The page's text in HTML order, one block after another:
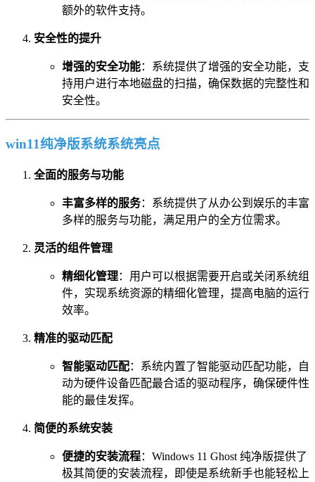
额外的软件支持。
安全性的提升
增强的安全功能：系统提供了增强的安全功能，支
持用户进行本地磁盘的扫描，确保数据的完整性和
安全性。
win11纯净版系统系统亮点
全面的服务与功能
丰富多样的服务：系统提供了从办公到娱乐的丰富
多样的服务与功能，满足用户的全方位需求。
灵活的组件管理
精细化管理：用户可以根据需要开启或关闭系统组
件，实现系统资源的精细化管理，提高电脑的运行
效率。
精准的驱动匹配
智能驱动匹配：系统内置了智能驱动匹配功能，自
动为硬件设备匹配最合适的驱动程序，确保硬件性
能的最佳发挥。
简便的系统安装
便捷的安装流程：Windows 11 Ghost 纯净版提供了
极其简便的安装流程，即使是系统新手也能轻松上